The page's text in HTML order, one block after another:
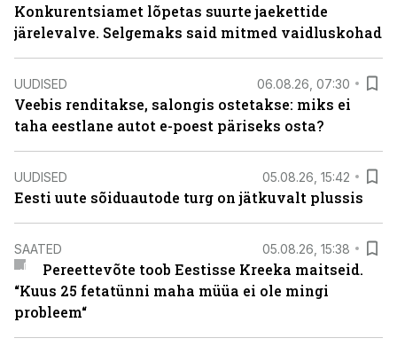
Konkurentsiamet lõpetas suurte jaekettide
järelevalve. Selgemaks said mitmed vaidluskohad
UUDISED 06.08.26, 07:30
Veebis renditakse, salongis ostetakse: miks ei
taha eestlane autot e-poest päriseks osta?
UUDISED 05.08.26, 15:42
Eesti uute sõiduautode turg on jätkuvalt plussis
SAATED 05.08.26, 15:38
Pereettevõte toob Eestisse Kreeka maitseid.
“Kuus 25 fetatünni maha müüa ei ole mingi
probleem“